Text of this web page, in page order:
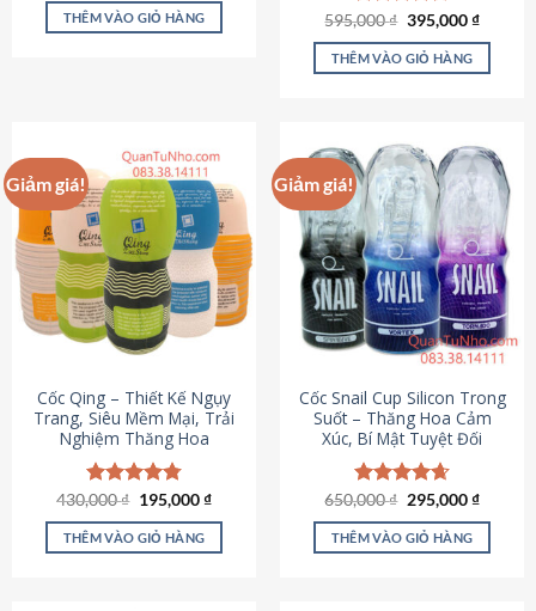
sản
phẩm
là:
895,000 ₫.
tại
THÊM VÀO GIỎ HÀNG
Được xếp
hạng4.64
5 sao
595,000₫ Giá
là:
595,000 ₫.
395,000₫Giá
tại
THÊM VÀO GIỎ HÀNG
Giảm giá!
Cốc Qing – Thiết Kế Ngụy
Trang, Siêu Mềm Mại, Trải
Nghiệm Thăng Hoa
Được xếp
hạng4.78
5 sao
430,000₫ Giá
là:
430,000 ₫.
195,000₫Giá
tại
THÊM VÀO GIỎ HÀNG
Giảm giá!
Cốc Snail Cup Silicon Trong
Suốt – Thăng Hoa Cảm
Xúc, Bí Mật Tuyệt Đối
Được xếp
hạng4.69
5 sao
650,000₫ Giá
là:
650,000 ₫.
295,000₫Giá
tại
THÊM VÀO GIỎ HÀNG